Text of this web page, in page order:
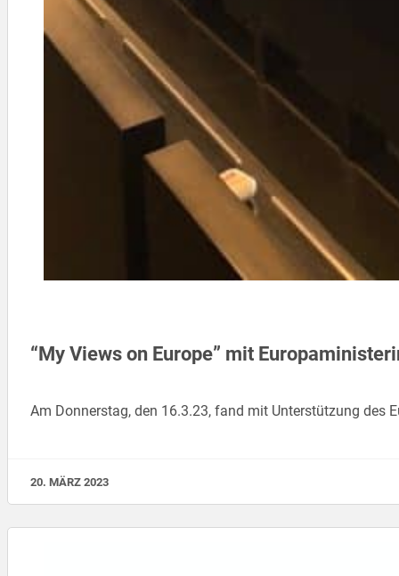
“My Views on Europe” mit
Am Donnerstag, den 16.3.23, fand mit Unterstützung des
20. MÄRZ 2023